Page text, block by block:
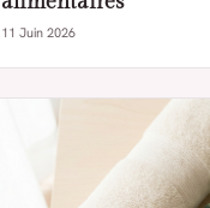
11 Juin 2026